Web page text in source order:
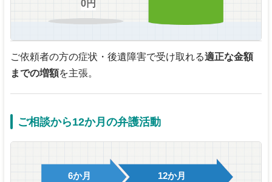
0円
ご依頼者の方の症状・後遺障害で受け取れる適正な金額
までの増額を主張。
ご相談から12か月の弁護活動
6か月 12か月